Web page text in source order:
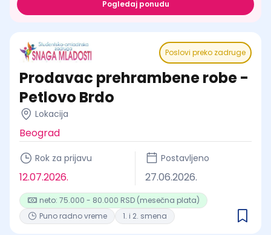
Pogledaj ponudu
Poslovi preko zadruge
Prodavac prehrambene robe -
Petlovo Brdo
Lokacija
Beograd
Rok za prijavu
12.07.2026.
Postavljeno
27.06.2026.
neto: 75.000 - 80.000 RSD (mesečna plata)
Puno radno vreme
1. i 2. smena